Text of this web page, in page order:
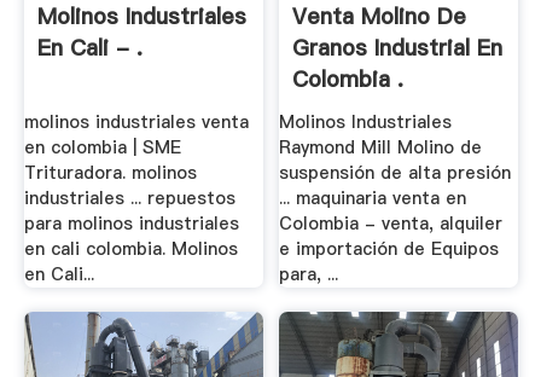
Molinos Industriales
En Cali - .
molinos industriales venta
en colombia | SME
Trituradora. molinos
industriales ... repuestos
para molinos industriales
en cali colombia. Molinos
en Cali...
Venta Molino De
Granos Industrial En
Colombia .
Molinos Industriales
Raymond Mill Molino de
suspensión de alta presión
... maquinaria venta en
Colombia - venta, alquiler
e importación de Equipos
para, ...